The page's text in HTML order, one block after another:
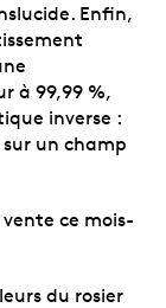
Enfin,
à 99,99 %,
inverse :
sur un champ
ce mois-
du rosier